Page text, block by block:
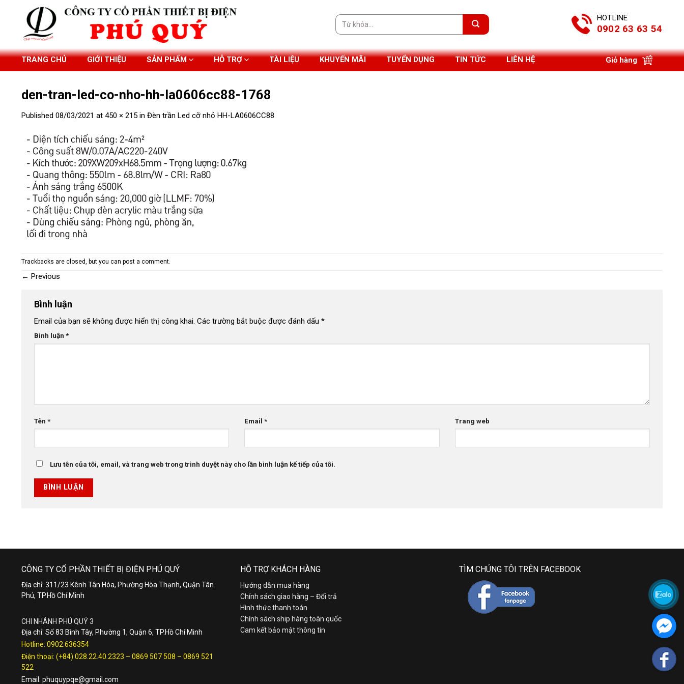
Tìm
kiếm:
HOTLINE
0902 63 63 54
TRANG CHỦ GIỚI THIỆU SẢN PHẨM HỖ TRỢ TÀI LIỆU KHUYẾN MÃI TUYỂN DỤNG TIN TỨC LIÊN HỆ Giỏ hàng
den-tran-led-co-nho-hh-la0606cc88-1768
Published 08/03/2021 at 450 × 215 in Đèn trần Led cỡ nhỏ HH-LA0606CC88
Trackbacks are closed, but you can post a comment
← Previous
Bình luận
Email của bạn sẽ không được hiển thị công khai. Các trường bắt buộc được đánh dấu *
Bình luận *
Tên * Email* Trang web
Lưu tên của tôi, email, và trang web trong trình duyệt này cho lần bình luận kế tiếp của tôi.
CÔNG TY CỔ PHẦN THIẾT BỊ ĐIỆN PHÚ QUÝ
Địa chỉ: 311/23 Kênh Tân Hóa, Phường Hòa Thạnh, Quận Tân
Phú, TP.Hồ Chí Minh
CHI NHÁNH PHÚ QUÝ 3
Địa chỉ: Số 83 Bình Tây, Phường 1, Quận 6, TP.Hồ Chí Minh
Hotline: 0902.636354
Điện thoại: (+84) 028.22.40.2323 – 0869 507 508 – 0869 521
522
Email: phuquypqe@gmail.com
HỖ TRỢ KHÁCH HÀNG
Hướng dẫn mua hàng
Chính sách giao hàng – Đổi trả
Hình thức thanh toán
Chính sách ship hàng toàn quốc
Cam kết bảo mật thông tin
TÌM CHÚNG TÔI TRÊN FACEBOOK